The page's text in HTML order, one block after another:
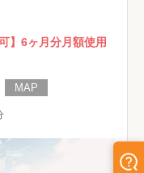
】6ヶ月分月額使用